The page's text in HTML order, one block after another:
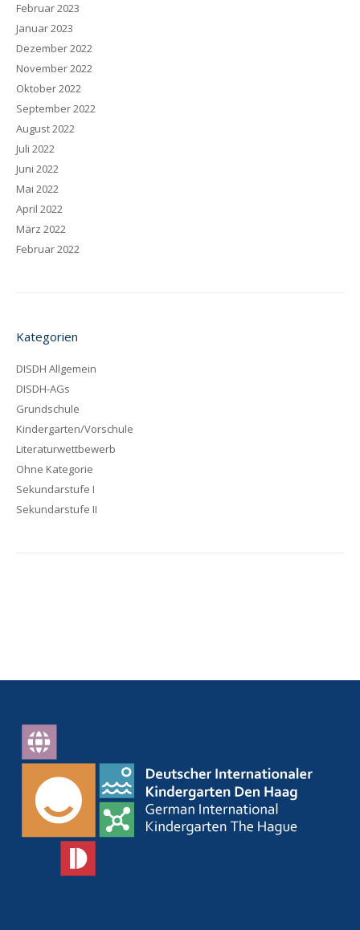
Februar 2023
Januar 2023
Dezember 2022
November 2022
Oktober 2022
September 2022
August 2022
Juli 2022
Juni 2022
Mai 2022
April 2022
März 2022
Februar 2022
Kategorien
DISDH Allgemein
DISDH-AGs
Grundschule
Kindergarten/Vorschule
Literaturwettbewerb
Ohne Kategorie
Sekundarstufe I
Sekundarstufe II